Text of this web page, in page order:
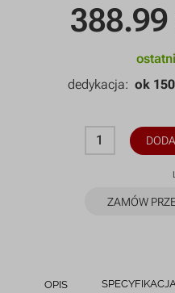
388.99
dedykacja:ok
ZAMÓW
OPIS